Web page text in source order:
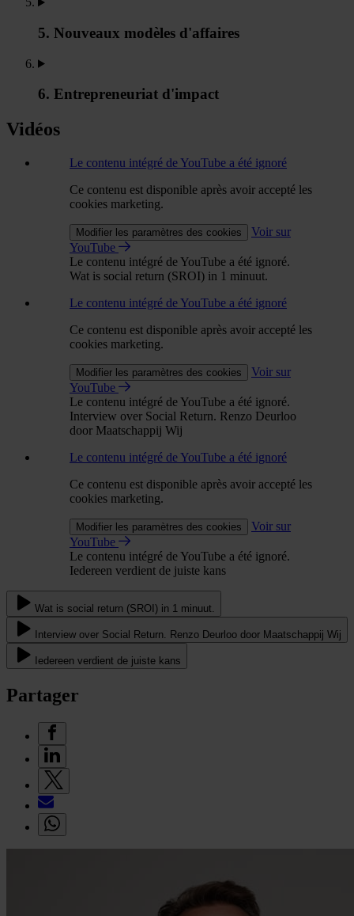
5. Nouveaux modèles d'affaires
6. Entrepreneuriat d'impact
Vidéos
Le contenu intégré de YouTube a été ignoré
Ce contenu est disponible après avoir accepté les
cookies marketing.
Modifier les paramètres des cookies
Voir sur
YouTube
Le contenu intégré de YouTube a été ignoré.
Wat is social return (SROI) in 1 minuut.
Le contenu intégré de YouTube a été ignoré
Ce contenu est disponible après avoir accepté les
cookies marketing.
Modifier les paramètres des cookies
Voir sur
YouTube
Le contenu intégré de YouTube a été ignoré.
Interview over Social Return. Renzo Deurloo
door Maatschappij Wij
Le contenu intégré de YouTube a été ignoré
Ce contenu est disponible après avoir accepté les
cookies marketing.
Modifier les paramètres des cookies
Voir sur
YouTube
Le contenu intégré de YouTube a été ignoré.
Iedereen verdient de juiste kans
Wat is social return (SROI) in 1 minuut.
Interview over Social Return. Renzo Deurloo door Maatschappij Wij
Iedereen verdient de juiste kans
Partager